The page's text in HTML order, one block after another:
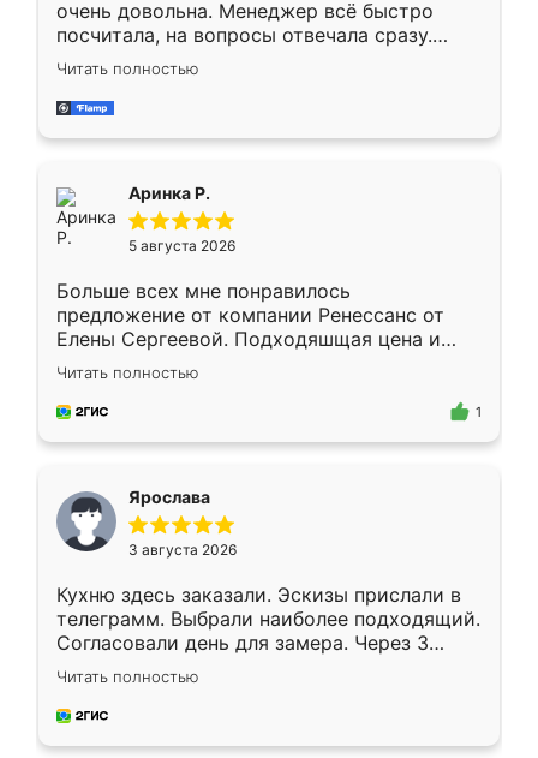
очень довольна. Менеджер всё быстро
посчитала, на вопросы отвечала сразу.
Замерщик приехал в субботу, подошёл к
делу со всей ответственностью. Собрали
за день, ребята работали аккуратно, даже
Читать полностью
Аринка Р.
5 августа 2026
Больше всех мне понравилось
предложение от компании Ренессанс от
Елены Сергеевой. Подходяшщая цена и
короткие сроки изготовления. Приехавший
для замера сотрудник Владислав
предложил по моему эскизу самый
Читать полностью
1
Ярослава
3 августа 2026
Кухню здесь заказали. Эскизы прислали в
телеграмм. Выбрали наиболее подходящий.
Согласовали день для замера. Через 3
недели кухня была уже готова. Остались
довольны работой. Спасибо Ренессанс
мебель за качественную работу!
Читать полностью